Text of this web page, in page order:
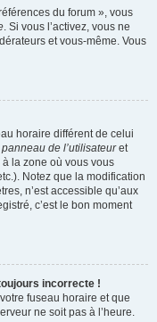
du forum », vous
. Si vous l’activez, vous ne
et vous-même. Vous
horaire différent de celui
panneau de l’utilisateuret
la zone où vous vous
Notez que la modification
n’est accessible qu’aux
c’est le bon moment
incorrecte !
fuseau horaire et que
ne soit pas à l’heure.